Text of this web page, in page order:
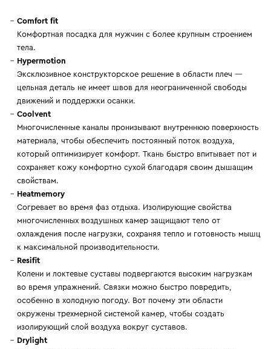
Comfort fit
Комфортная посадка для мужчин с более крупным строением
тела.
Hypermotion
Эксклюзивное конструкторское решение в области плеч —
цельная деталь не имеет швов для неограниченной свободы
движений и поддержки осанки.
Coolvent
Многочисленные каналы пронизывают внутреннюю поверхность
материала, чтобы обеспечить постоянный поток воздуха,
который оптимизирует комфорт. Ткань быстро впитывает пот и
сохраняет кожу комфортно сухой благодаря своим дышащим
свойствам.
Heatmemory
Согревает во время фаз отдыха. Изолирующие свойства
многочисленных воздушных камер защищают тело от
охлаждения после нагрузки, сохраняя тепло и готовность мышц
к максимальной производительности.
Resifit
Колени и локтевые суставы подвергаются высоким нагрузкам
во время упражнений. Связки можно быстро повредить,
особенно в холодную погоду. Вот почему эти области
окружены трехмерной системой камер, чтобы создать
изолирующий слой воздуха вокруг суставов.
Drylight